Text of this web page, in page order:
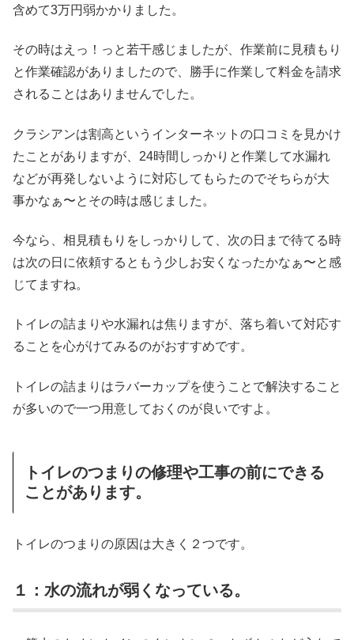
含めて3万円弱かかりました。
その時はえっ！っと若干感じましたが、作業前に見積もり
と作業確認がありましたので、勝手に作業して料金を請求
されることはありませんでした。
クラシアンは割高というインターネットの口コミを見かけ
たことがありますが、24時間しっかりと作業して水漏れ
などが再発しないように対応してもら たのでそちらが大
事かなぁ〜とその時は感じました。
今なら、相見積もりをしっかりして、次の日まで待てる時
は次の日に依頼するともう少しお安くなったかなぁ〜と感
じてますね。
トイレの詰まりや水漏れは焦りますが、落ち着いて対応す
ることを心がけてみるのがおすすめです。
トイレの詰まりはラバーカップを使うことで解決すること
が多いので一つ用意しておくのが良いですよ。
トイレのつまりの修理や工事の前にできる
ことがあります。
トイレのつまりの原因は大きく２つです。
１：水の流れが弱くなっている。